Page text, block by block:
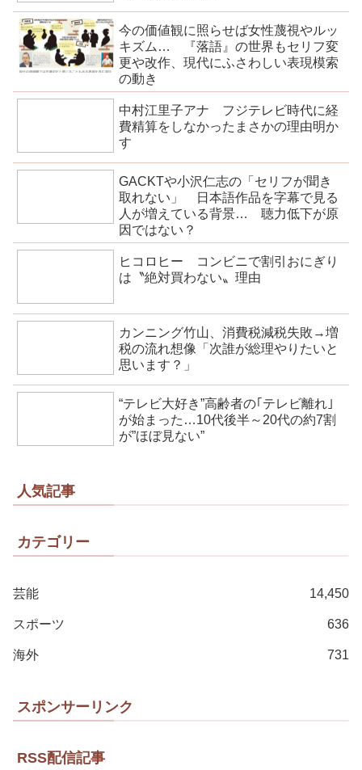
今の価値観に照らせば女性蔑視やルッ
キズム… 『落語』の世界もセリフ変
更や改作、現代にふさわしい表現模索
の動き
中村江里子アナ フジテレビ時代に経
費精算をしなかったまさかの理由明か
す
GACKTや小沢仁志の「セリフが聞き
取れない」 日本語作品を字幕で見る
人が増えている背景… 聴力低下が原
因ではない？
ヒコロヒー コンビニで割引おにぎり
は〝絶対買わない〟理由
カンニング竹山、消費税減税失敗→増
税の流れ想像「次誰が総理やりたいと
思います？」
“テレビ大好き”高齢者の｢テレビ離れ｣
が始まった…10代後半～20代の約7割
が”ほぼ見ない”
人気記事
カテゴリー
芸能 14,450
スポーツ 636
海外 731
スポンサーリンク
RSS配信記事